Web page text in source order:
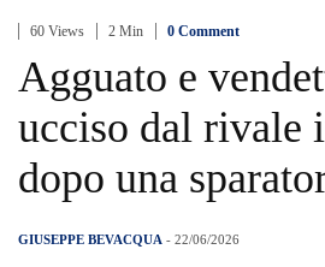
60 Views 2 Min 0 Comment
Agguato e
ucciso dal rivale
dopo una
GIUSEPPE BEVACQUA - 22/06/2026